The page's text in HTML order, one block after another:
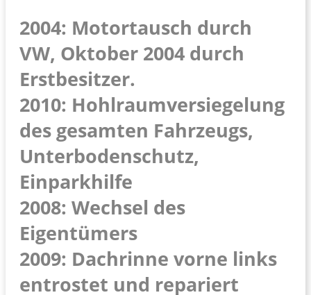
2004: Motortausch durch
VW, Oktober 2004 durch
Erstbesitzer.
2010: Hohlraumversiegelung
des gesamten Fahrzeugs,
Unterbodenschutz,
Einparkhilfe
2008: Wechsel des
Eigentümers
2009: Dachrinne vorne links
entrostet und repariert